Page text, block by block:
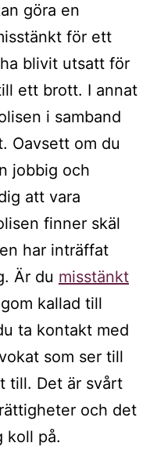
göra en
för ett
blivit utsatt för
ett brott. I annat
i samband
Oavsett om du
jobbig och
att vara
finner skäl
har inträffat
Är du misstänkt
kallad till
ta kontakt med
som ser till
till. Det är svårt
och det
koll på.